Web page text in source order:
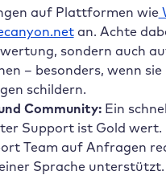
auf Plattformen wie
an. Achte
sondern auch
– besonders, wenn
schildern.
Community:Ein
Support ist Gold wert.
Team auf Anfragen
Sprache